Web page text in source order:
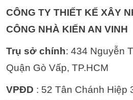
CÔNG TY THIẾT KẾ XÂY
CÔNG NHÀ KIẾN AN VINH
Trụ sở chính: 434 Nguyễn
Quận Gò Vấp, TP.HCM
VPĐD : 52 Tân Chánh Hiệp